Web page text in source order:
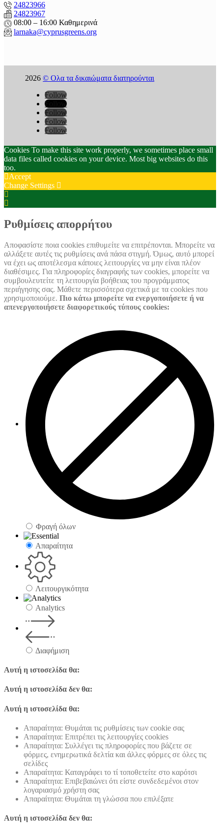
24823966
24823967
08:00 – 16:00 Καθημερινά
larnaka@cyprusgreens.org
2026© Ολα τα δικαιώματα διατηρούνται
Follow
Follow
Follow
Follow
Follow
Cookies To make this site work properly, we sometimes place small
data files called cookies on your device. Most big websites do this
too.
Accept
Change Settings
Settings
Ρυθμίσεις απορρήτου
Αποφασίστε ποια cookies επιθυμείτε να επιτρέπονται. Μπορείτε να
αλλάξετε αυτές τις ρυθμίσεις ανά πάσα στιγμή. Όμως, αυτό μπορεί
να έχει ως αποτέλεσμα κάποιες λειτουργίες να μην είναι πλέον
διαθέσιμες. Για πληροφορίες διαγραφής των cookies, μπορείτε να
συμβουλευτείτε τη λειτουργία βοήθειας του προγράμματος
περιήγησης σας. Μάθετε περισσότερα σχετικά με τα cookies που
χρησιμοποιούμε. Πιο κάτω μπορείτε να ενεργοποιήσετε ή να
απενεργοποιήσετε διαφορετικούς τύπους cookies:
Φραγή όλων
Απαραίτητα
Λειτουργικότητα
Analytics
Διαφήμιση
Αυτή η ιστοσελίδα θα:
Αυτή η ιστοσελίδα δεν θα:
Αυτή η ιστοσελίδα θα:
Απαραίτητα: Θυμάται τις ρυθμίσεις των cookie σας
Απαραίτητα: Επιτρέπει τις λειτουργίες cookies
Απαραίτητα: Συλλέγει τις πληροφορίες που βάζετε σε
φόρμες, ενημερωτικά δελτία και άλλες φόρμες σε όλες τις
σελίδες
Απαραίτητα: Καταγράφει το τί τοποθετείτε στο καρότσι
Απαραίτητα: Επιβεβαιώνει ότι είστε συνδεδεμένοι στον
λογαριασμό χρήστη σας
Απαραίτητα: Θυμάται τη γλώσσα που επιλέξατε
Αυτή η ιστοσελίδα δεν θα: